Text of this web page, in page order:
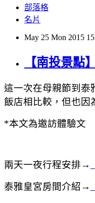
部落格
名片
May 25 Mon 2015
【南投景點
這一次在母親節到泰
飯店相比較，但也因
*本文為邀訪體驗文
兩天一夜行程安排→
泰雅皇宮房間介紹→